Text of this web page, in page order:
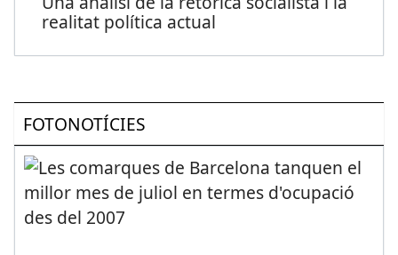
realitat política actual
FOTONOTÍCIES